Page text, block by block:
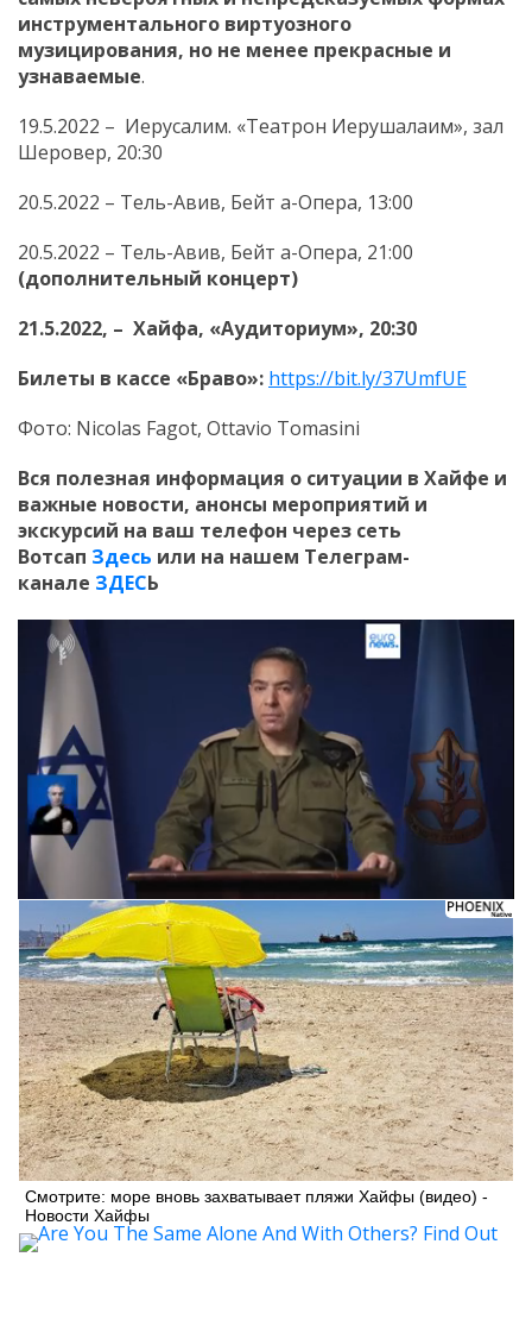
инструментального виртуозного
музицирования, но не менее прекрасные и
узнаваемые.
19.5.2022 – Иерусалим. «Театрон Иерушалаим», зал
Шеровер, 20:30
20.5.2022 – Тель-Авив, Бейт а-Опера, 13:00
20.5.2022 – Тель-Авив, Бейт а-Опера, 21:00
(дополнительный концерт)
21.5.2022, – Хайфа, «Аудиториум», 20:30
Билеты в кассе «Браво»: https://bit.ly/37UmfUE
Фото: Nicolas Fagot, Ottavio Tomasini
Вся полезная информация о ситуации в Хайфе и
важные новости, анонсы мероприятий и
экскурсий на ваш телефон через сеть
Вотсап Здесь или на нашем Телеграм-
канале ЗДЕСЬ
Смотрите: море вновь захватывает пляжи Хайфы (видео) -
Новости Хайфы